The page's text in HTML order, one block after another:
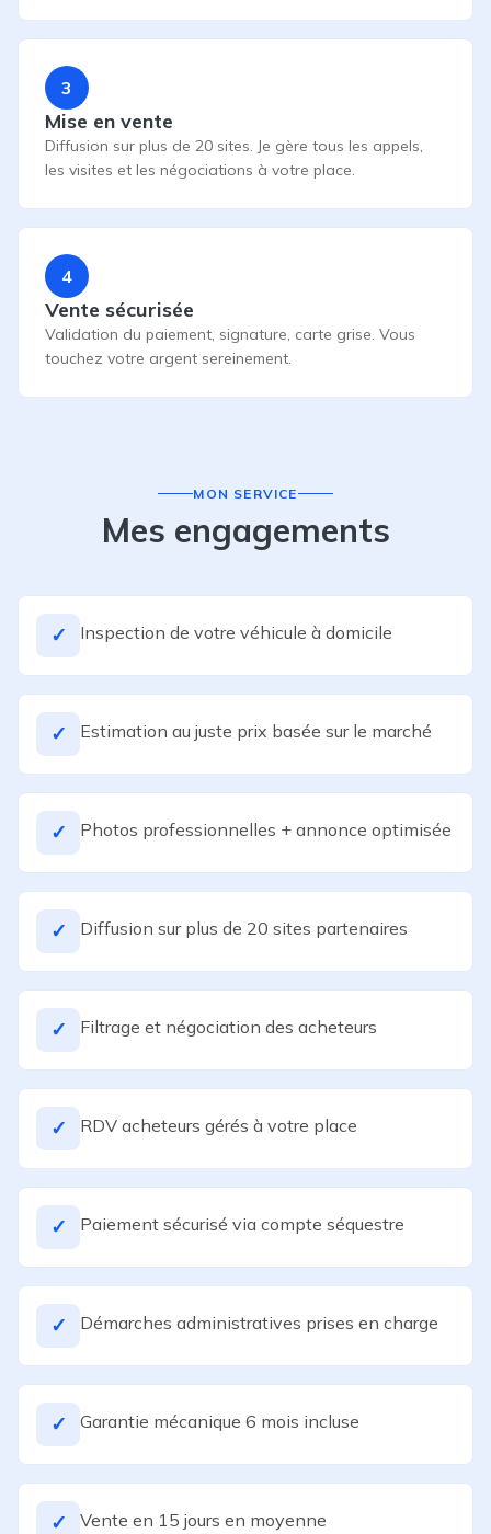
3
Mise en vente
Diffusion sur plus de 20 sites. Je gère tous les appels,
les visites et les négociations à votre place.
4
Vente sécurisée
Validation du paiement, signature, carte grise. Vous
touchez votre argent sereinement.
MON SERVICE
Mes engagements
✓ Inspection de votre véhicule à domicile
✓ Estimation au juste prix basée sur le marché
✓ Photos professionnelles + annonce optimisée
✓ Diffusion sur plus de 20 sites partenaires
✓ Filtrage et négociation des acheteurs
✓ RDV acheteurs gérés à votre place
✓ Paiement sécurisé via compte séquestre
✓ Démarches administratives prises en charge
✓ Garantie mécanique 6 mois incluse
✓ Vente en 15 jours en moyenne